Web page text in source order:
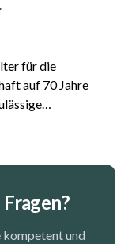
für die
auf 70 Jahre
kompetent und